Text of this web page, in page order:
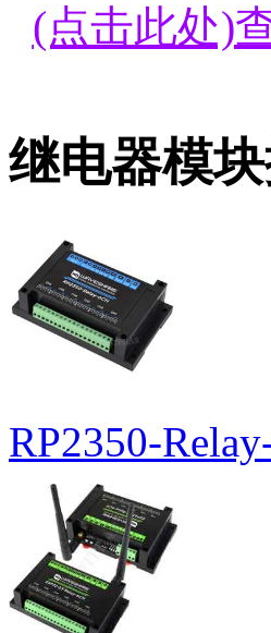
(点击此处)
继电器模
RP2350-